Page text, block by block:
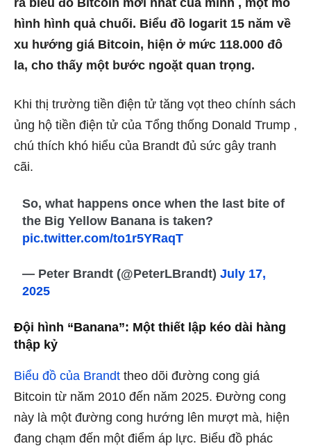
hình hình quả chuối. Biểu đồ logarit 15 năm về
xu hướng giá Bitcoin, hiện ở mức 118.000 đô
la, cho thấy một bước ngoặt quan trọng.
Khi thị trường tiền điện tử tăng vọt theo chính sách
ủng hộ tiền điện tử của Tổng thống Donald Trump ,
chú thích khó hiểu của Brandt đủ sức gây tranh
cãi.
So, what happens once when the last bite of
the Big Yellow Banana is taken?
pic.twitter.com/to1r5YRaqT
— Peter Brandt (@PeterLBrandt)July 17,
2025
Đội hình “Banana”: Một thiết lập kéo dài hàng
thập kỷ
Biểu đồ của Brandt theo dõi đường cong giá
Bitcoin từ năm 2010 đến năm 2025. Đường cong
này là một đường cong hướng lên mượt mà, hiện
đang chạm đến một điểm áp lực. Biểu đồ phác